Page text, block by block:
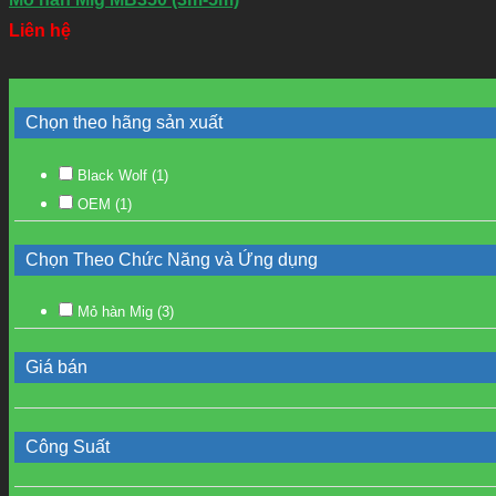
Liên hệ
Chọn theo hãng sản xuất
Black Wolf (1)
OEM (1)
Chọn Theo Chức Năng và Ứng dụng
Mỏ hàn Mig (3)
Giá bán
Công Suất